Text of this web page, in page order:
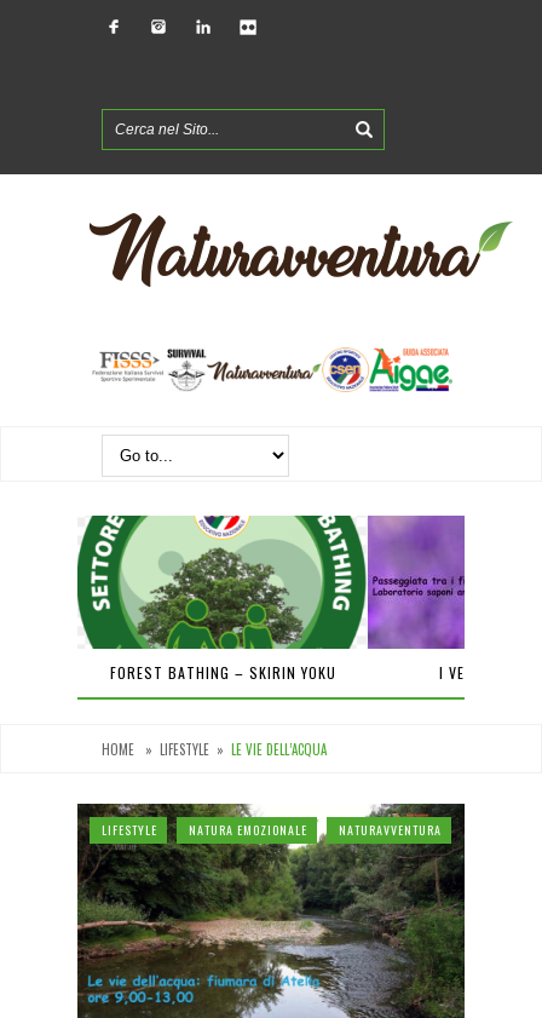
FOREST BATHING – SKIRIN YOKU I VENERDÌ
HOME » LIFESTYLE » LE VIE DELL’ACQUA
LIFESTYLE NATURA EMOZIONALE NATURAVVENTURA